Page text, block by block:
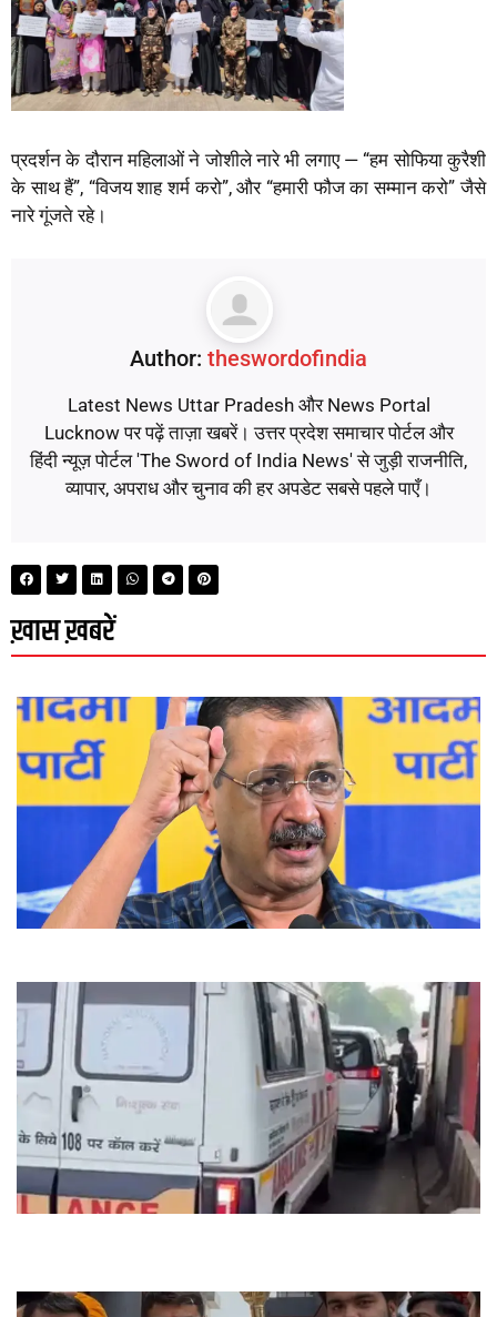
प्रदर्शन के दौरान महिलाओं ने जोशीले नारे भी लगाए — “हम सोफिया कुरैशी
के साथ हैं”, “विजय शाह शर्म करो”, और “हमारी फौज का सम्मान करो” जैसे
नारे गूंजते रहे।
Author: theswordofindia
Latest News Uttar Pradesh और News Portal
Lucknow पर पढ़ें ताज़ा खबरें। उत्तर प्रदेश समाचार पोर्टल और
हिंदी न्यूज़ पोर्टल 'The Sword of India News' से जुड़ी राजनीति,
व्यापार, अपराध और चुनाव की हर अपडेट सबसे पहले पाएँ।
ख़ास ख़बरें